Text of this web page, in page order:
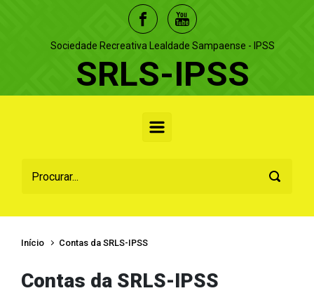
Sociedade Recreativa Lealdade Sampaense - IPSS
SRLS-IPSS
Início Contas da SRLS-IPSS
Contas da SRLS-IPSS